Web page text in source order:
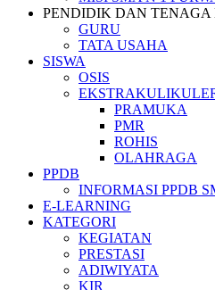
PENDIDIK DAN
GURU
TATA USAHA
SISWA
OSIS
PRAMUKA
PMR
ROHIS
OLAHRAGA
PPDB
INFORMASI PPDB
E-LEARNING
KATEGORI
KEGIATAN
PRESTASI
ADIWIYATA
KIR